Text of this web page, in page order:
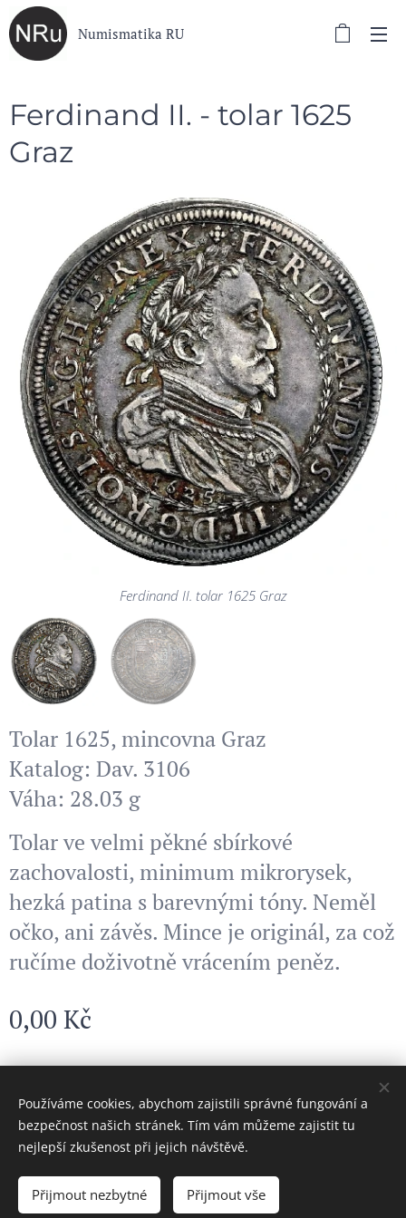
Numismatika RU
Ferdinand II. - tolar 1625
Graz
Ferdinand II. tolar 1625 Graz
Ferdinand II. tolar 1625 Graz
Tolar 1625, mincovna Graz
Katalog: Dav. 3106
Váha: 28.03 g
Tolar ve velmi pěkné sbírkové
zachovalosti, minimum mikrorysek,
hezká patina s barevnými tóny. Neměl
očko, ani závěs. Mince je originál, za což
ručíme doživotně vrácením peněz.
0,00 Kč
Vyprodáno
© 2024 Všechna práva vyhrazena
Cookies
Používáme cookies, abychom zajistili správné fungování a
bezpečnost našich stránek. Tím vám můžeme zajistit tu
nejlepší zkušenost při jejich návštěvě.
Přijmout nezbytné Přijmout vše